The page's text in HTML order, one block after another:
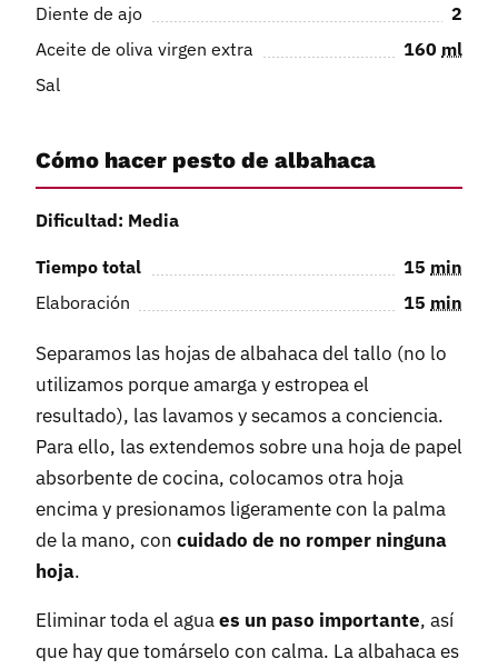
Diente de ajo
2
Aceite de oliva virgen extra
160 ml
Sal
Cómo hacer pesto de albahaca
Dificultad: Media
Tiempo total 15 min
Elaboración
15 min
Separamos las hojas de albahaca del tallo (no lo
utilizamos porque amarga y estropea el
resultado), las lavamos y secamos a conciencia.
Para ello, las extendemos sobre una hoja de papel
absorbente de cocina, colocamos otra hoja
encima y presionamos ligeramente con la palma
de la mano, con cuidado de no romper ninguna
hoja.
Eliminar toda el aguaes un paso importante, así
que hay que tomárselo con calma. La albahaca es